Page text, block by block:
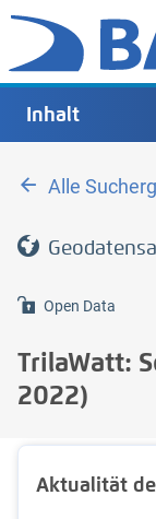
Alle
Open Data
TrilaWatt:
2022)
Inhalt
Aktualität